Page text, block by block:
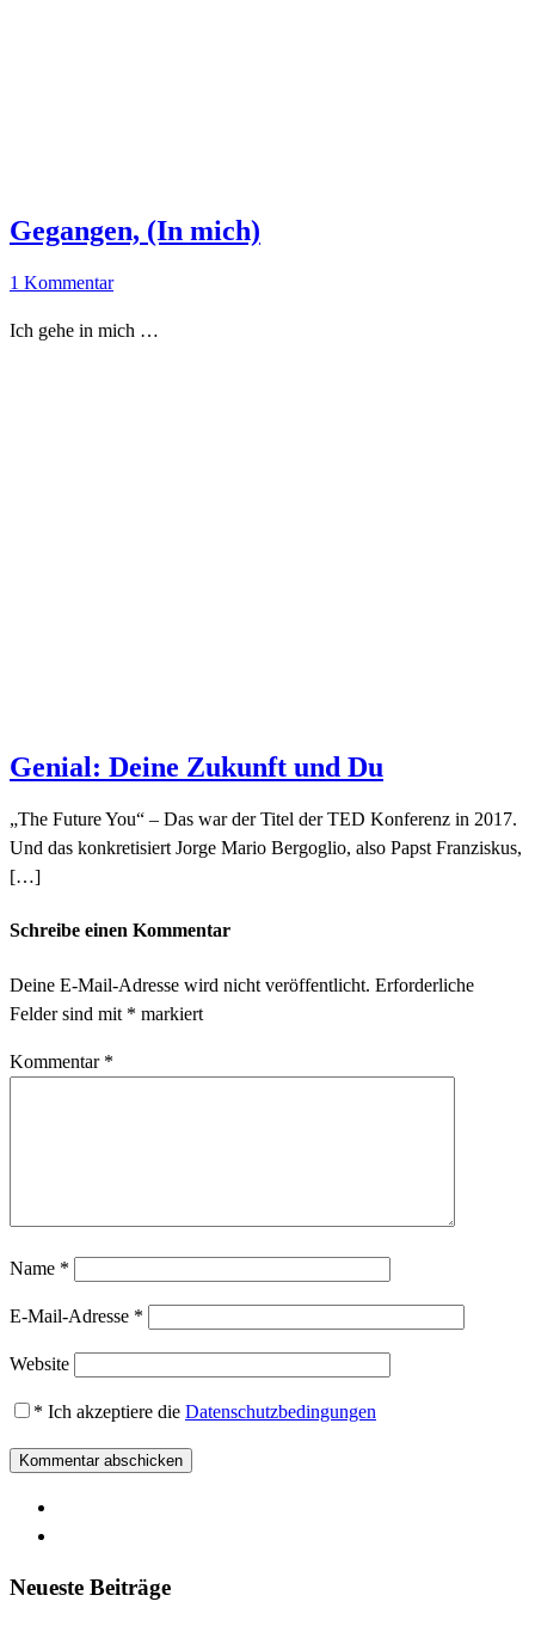
Gegangen, (In mich)
1 Kommentar
Ich gehe in mich …
Genial: Deine Zukunft und Du
„The Future You“ – Das war der Titel der TED Konferenz in 2017.
Und das konkretisiert Jorge Mario Bergoglio, also Papst Franziskus,
[…]
Schreibe einen Kommentar
Deine E-Mail-Adresse wird nicht veröffentlicht. Erforderliche
Felder sind mit * markiert
Kommentar *
Name *
E-Mail-Adresse *
Website
* Ich akzeptiere die Datenschutzbedingungen
Neueste Beiträge